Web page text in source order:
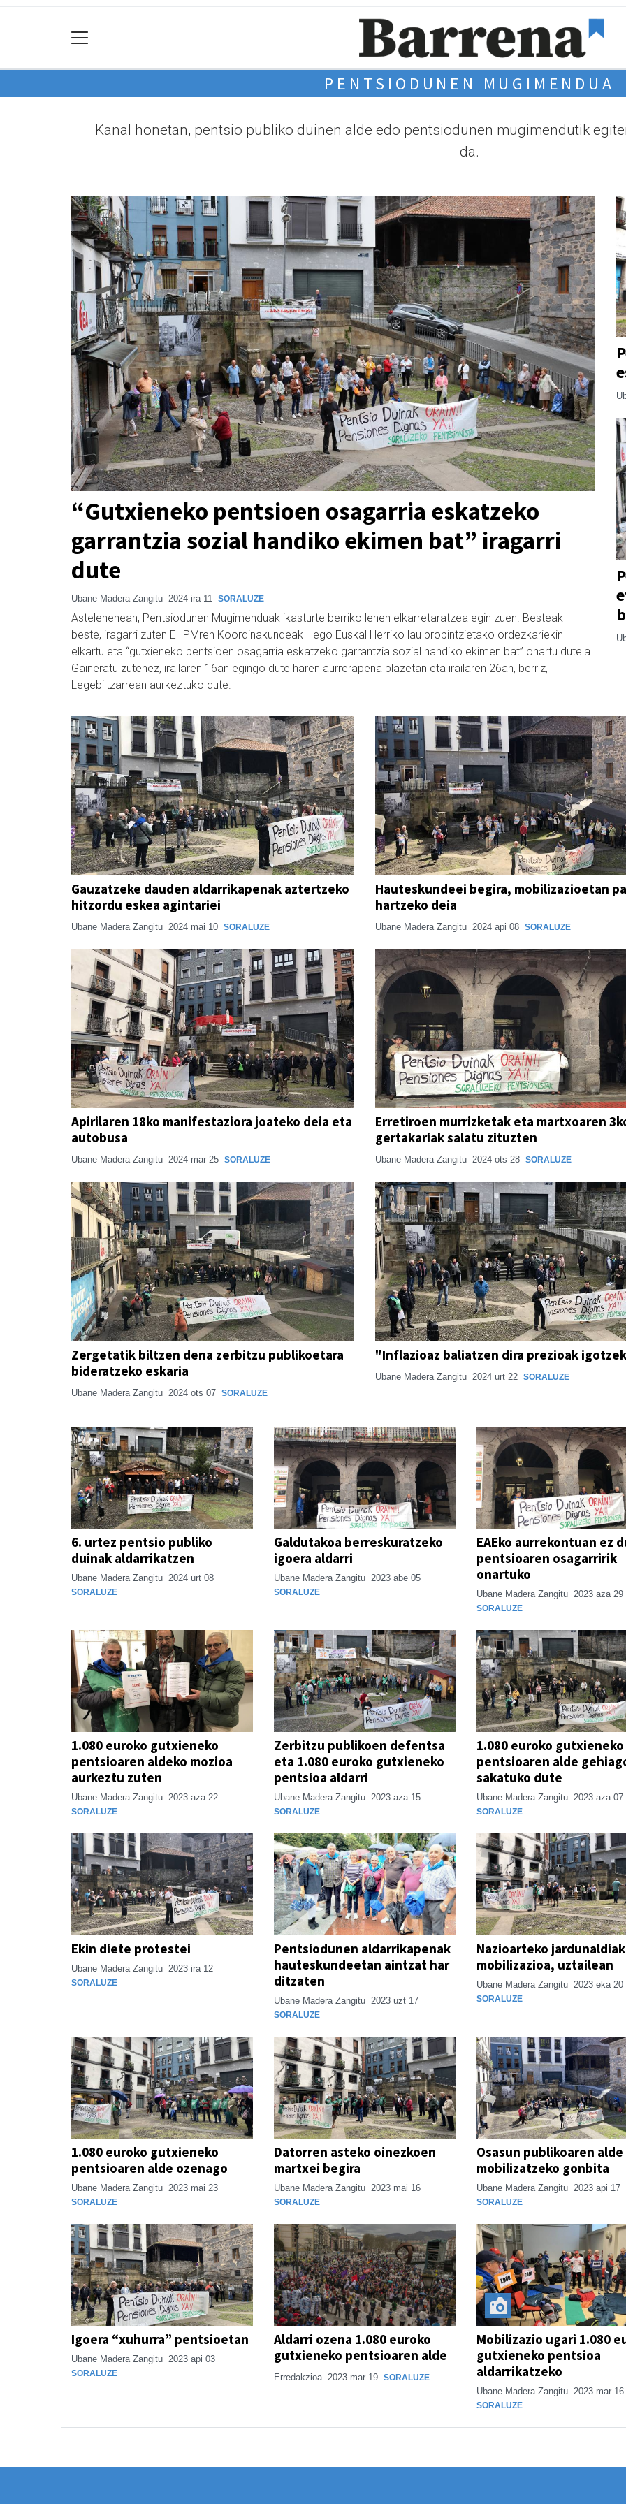
PENTSIODUNEN MUGIMENDUA
Kanal honetan, pentsio publiko duinen alde edo pentsiodunen mugimendutik
da.
“Gutxieneko pentsioen osagarria eskatzeko
garrantzia sozial handiko ekimen bat” iragarri
dute
Ubane Madera Zangitu 2024 ira 11 SORALUZE
Astelehenean, Pentsiodunen Mugimenduak ikasturte berriko lehen elkarretaratzea egin zuen. Besteak
beste, iragarri zuten EHPMren Koordinakundeak Hego Euskal Herriko lau probintzietako ordezkariekin
elkartu eta “gutxieneko pentsioen osagarria eskatzeko garrantzia sozial handiko ekimen bat” onartu dutela.
Gaineratu zutenez, irailaren 16an egingo dute haren aurrerapena plazetan eta irailaren 26an, berriz,
Legebiltzarrean aurkeztuko dute.
Gauzatzeke dauden aldarrikapenak aztertzeko
hitzordu eskea agintariei
Ubane Madera Zangitu 2024 mai 10 SORALUZE
Hauteskundeei begira, mobilizazioetan
hartzeko deia
Ubane Madera Zangitu 2024 api 08 SORALUZE
Apirilaren 18ko manifestaziora joateko deia eta
autobusa
Ubane Madera Zangitu 2024 mar 25 SORALUZE
Erretiroen murrizketak eta martxoaren
gertakariak salatu zituzten
Ubane Madera Zangitu 2024 ots 28 SORALUZE
Zergetatik biltzen dena zerbitzu publikoetara
bideratzeko eskaria
Ubane Madera Zangitu 2024 ots 07 SORALUZE
"Inflazioaz baliatzen dira prezioak
Ubane Madera Zangitu 2024 urt 22 SORALUZE
6. urtez pentsio publiko
duinak aldarrikatzen
Ubane Madera Zangitu 2024 urt 08
SORALUZE
Galdutakoa berreskuratzeko
igoera aldarri
Ubane Madera Zangitu 2023 abe 05
SORALUZE
EAEko aurrekontuan ez
pentsioaren osagarririk
onartuko
Ubane Madera Zangitu 2023 aza 29
SORALUZE
1.080 euroko gutxieneko
pentsioaren aldeko mozioa
aurkeztu zuten
Ubane Madera Zangitu 2023 aza 22
SORALUZE
Zerbitzu publikoen defentsa
eta 1.080 euroko gutxieneko
pentsioa aldarri
Ubane Madera Zangitu 2023 aza 15
SORALUZE
1.080 euroko gutxieneko
pentsioaren alde
sakatuko dute
Ubane Madera Zangitu 2023 aza 07
SORALUZE
Ekin diete protestei
Ubane Madera Zangitu 2023 ira 12
SORALUZE
Pentsiodunen aldarrikapenak
hauteskundeetan aintzat har
ditzaten
Ubane Madera Zangitu 2023 uzt 17
SORALUZE
Nazioarteko
mobilizazioa, uztailean
Ubane Madera Zangitu 2023 eka 20
SORALUZE
1.080 euroko gutxieneko
pentsioaren alde ozenago
Ubane Madera Zangitu 2023 mai 23
SORALUZE
Datorren asteko oinezkoen
martxei begira
Ubane Madera Zangitu 2023 mai 16
SORALUZE
Osasun publikoaren alde
mobilizatzeko gonbita
Ubane Madera Zangitu 2023 api 17
SORALUZE
Igoera “xuhurra” pentsioetan
Ubane Madera Zangitu 2023 api 03
SORALUZE
Aldarri ozena 1.080 euroko
gutxieneko pentsioaren alde
Erredakzioa 2023 mar 19 SORALUZE
Mobilizazio ugari 1.080
gutxieneko pentsioa
aldarrikatzeko
Ubane Madera Zangitu 2023 mar 16
SORALUZE